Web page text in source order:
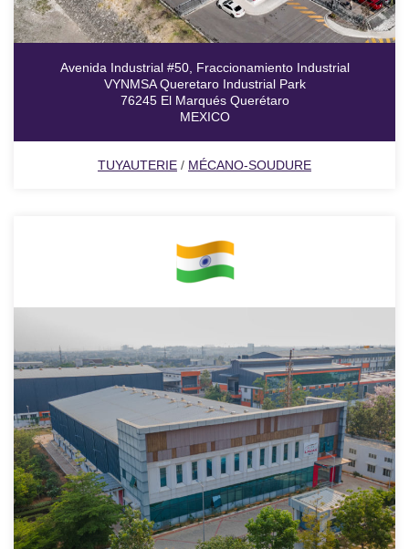
Avenida Industrial #50, Fraccionamiento Industrial
VYNMSA Queretaro Industrial Park
76245 El Marqués Querétaro
MEXICO
TUYAUTERIE / MÉCANO-SOUDURE